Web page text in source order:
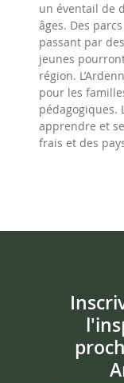
un éventail de
âges. Des
passant par
jeunes
région.
pour les
pédagogiques.
apprendre et
frais et des